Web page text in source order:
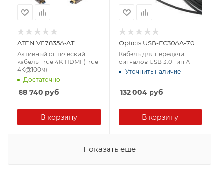
ATEN VE7835A-AT
Активный оптический
кабель True 4K HDMI (True
4K@100м)
Достаточно
88 740 руб
В корзину
Opticis USB-FC30AA-70
Кабель для передачи
сигналов USB 3.0 тип A
Уточнить наличие
132 004руб
В корзину
Показать еще